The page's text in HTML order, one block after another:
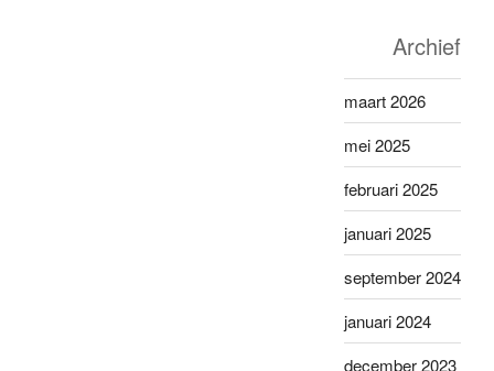
Archief
maart 2026
mei 2025
februari 2025
januari 2025
september 2024
januari 2024
december 2023